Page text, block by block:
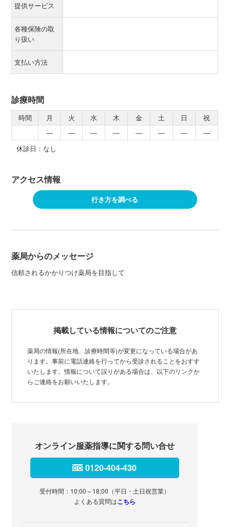
提供サービス
各種保険の取
り扱い
支払い方法
診療時間
時間 月 火 水 木 金 土 日
祝
―
― ― ― ― ― ―
―
休診日：なし
アクセス情報
行き方を調べる
薬局からのメッセージ
信頼されるかかりつけ薬局を目指して
掲載している情報についてのご注意
薬局の情報(所在地、診療時間等)が変更になっている場合があ
ります。事前に電話連絡を行ってから受診されることをおすす
いたします。情報について誤りがある場合は、以下のリンクか
らご連絡をお願いいたします。
オンライン服薬指導に関する問い合せ
0120-404-430
受付時間：10:00～18:00（平日・土日祝営業）
よくある質問はこちら